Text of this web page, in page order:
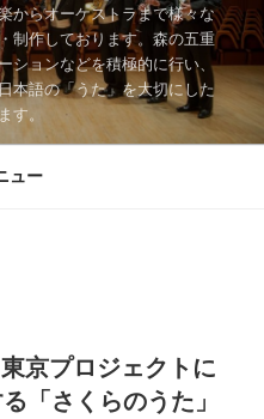
からオーケストラまで様々な
制作しております。森の五重
ションなどを積極的に行い、
本語の「うた」を大切にした
す。
ュー
京プロジェクトに
「さくらのうた」